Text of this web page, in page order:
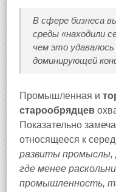
В сфере бизнеса
среды «находили
чем это
доминирующей
Промышленная и
старообрядцев
Показательно
относящееся к
развиты промыслы,
где менее
промышленность,